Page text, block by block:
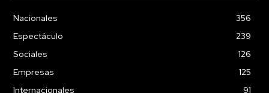
Nacionales
356
Espectáculo
239
Sociales
126
Empresas
125
Internacionales
91